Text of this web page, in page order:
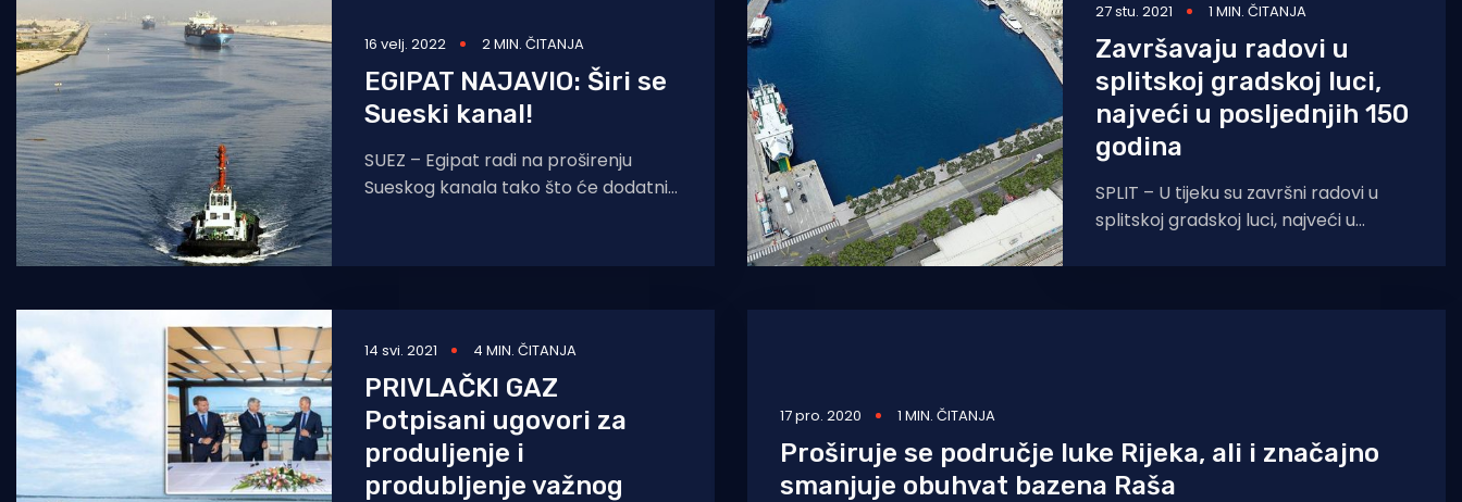
16 velj. 2022 2 MIN. ČITANJA
EGIPAT NAJAVIO: Širi se
Sueski kanal!
SUEZ – Egipat radi na proširenju
Sueskog kanala tako što će dodatnih
27 stu. 2021 1 MIN. ČITANJA
Završavaju radovi u
splitskoj gradskoj luci,
najveći u posljednjih 150
godina
SPLIT – U tijeku su završni radovi u
splitskoj gradskoj luci, najveći u
projekta obala je
14 svi. 2021 4 MIN. ČITANJA
PRIVLAČKI GAZ
Potpisani ugovori za
produljenje i
produbljenje važnog
17 pro. 2020 1 MIN. ČITANJA
Proširuje se područje luke Rijeka, ali i značajno
smanjuje obuhvat bazena Raša